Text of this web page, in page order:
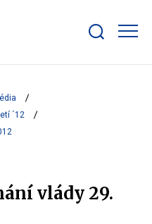
bar
´12
vlády 29.